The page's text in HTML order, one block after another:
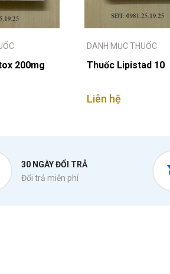
200mg
DANH MỤC THUỐC
Thuốc Lipistad 10
Liên hệ
30 NGÀY ĐỔI TRẢ
Đổi trả miễn phí